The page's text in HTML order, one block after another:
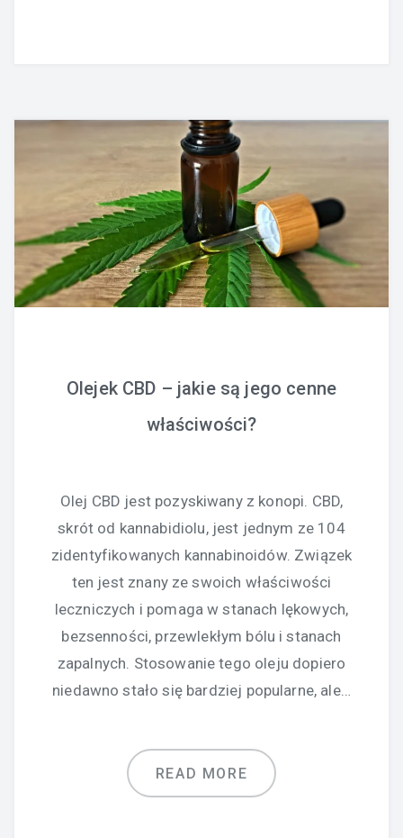
Olejek CBD – jakie są jego cenne
właściwości?
Olej CBD jest pozyskiwany z konopi. CBD,
skrót od kannabidiolu, jest jednym ze 104
zidentyfikowanych kannabinoidów. Związek
ten jest znany ze swoich właściwości
leczniczych i pomaga w stanach lękowych,
bezsenności, przewlekłym bólu i stanach
zapalnych. Stosowanie tego oleju dopiero
niedawno stało się bardziej popularne, ale…
READ MORE